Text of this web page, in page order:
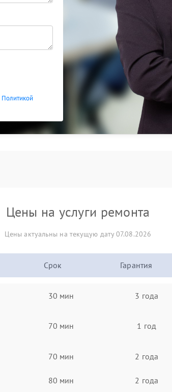
Политикой
Цены на услуги ремонта
Цены актуальны на текущую дату 07.08.2026
Срок Гарантия
30 мин 3 года
70 мин 1 год
70 мин 2 года
80 мин 2 года